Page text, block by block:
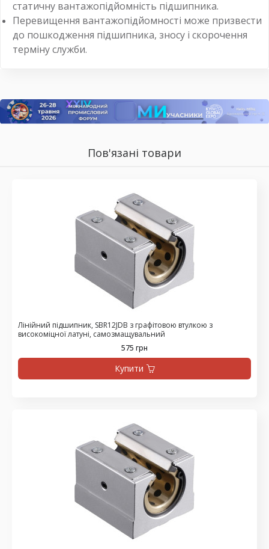
статичну вантажопідйомність підшипника.
Перевищення вантажопідйомності може призвести
до пошкодження підшипника, зносу і скорочення
терміну служби.
Пов'язані товари
Лінійний підшипник, SBR12JDB з графітовою втулкою з
високоміцної латуні, самозмащувальний
575 грн
Купити